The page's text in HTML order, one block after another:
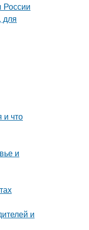
России
для
что
и
и